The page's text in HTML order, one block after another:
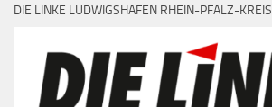
DIE LINKE LUDWIGSHAFEN RHEIN-PFALZ-KREIS